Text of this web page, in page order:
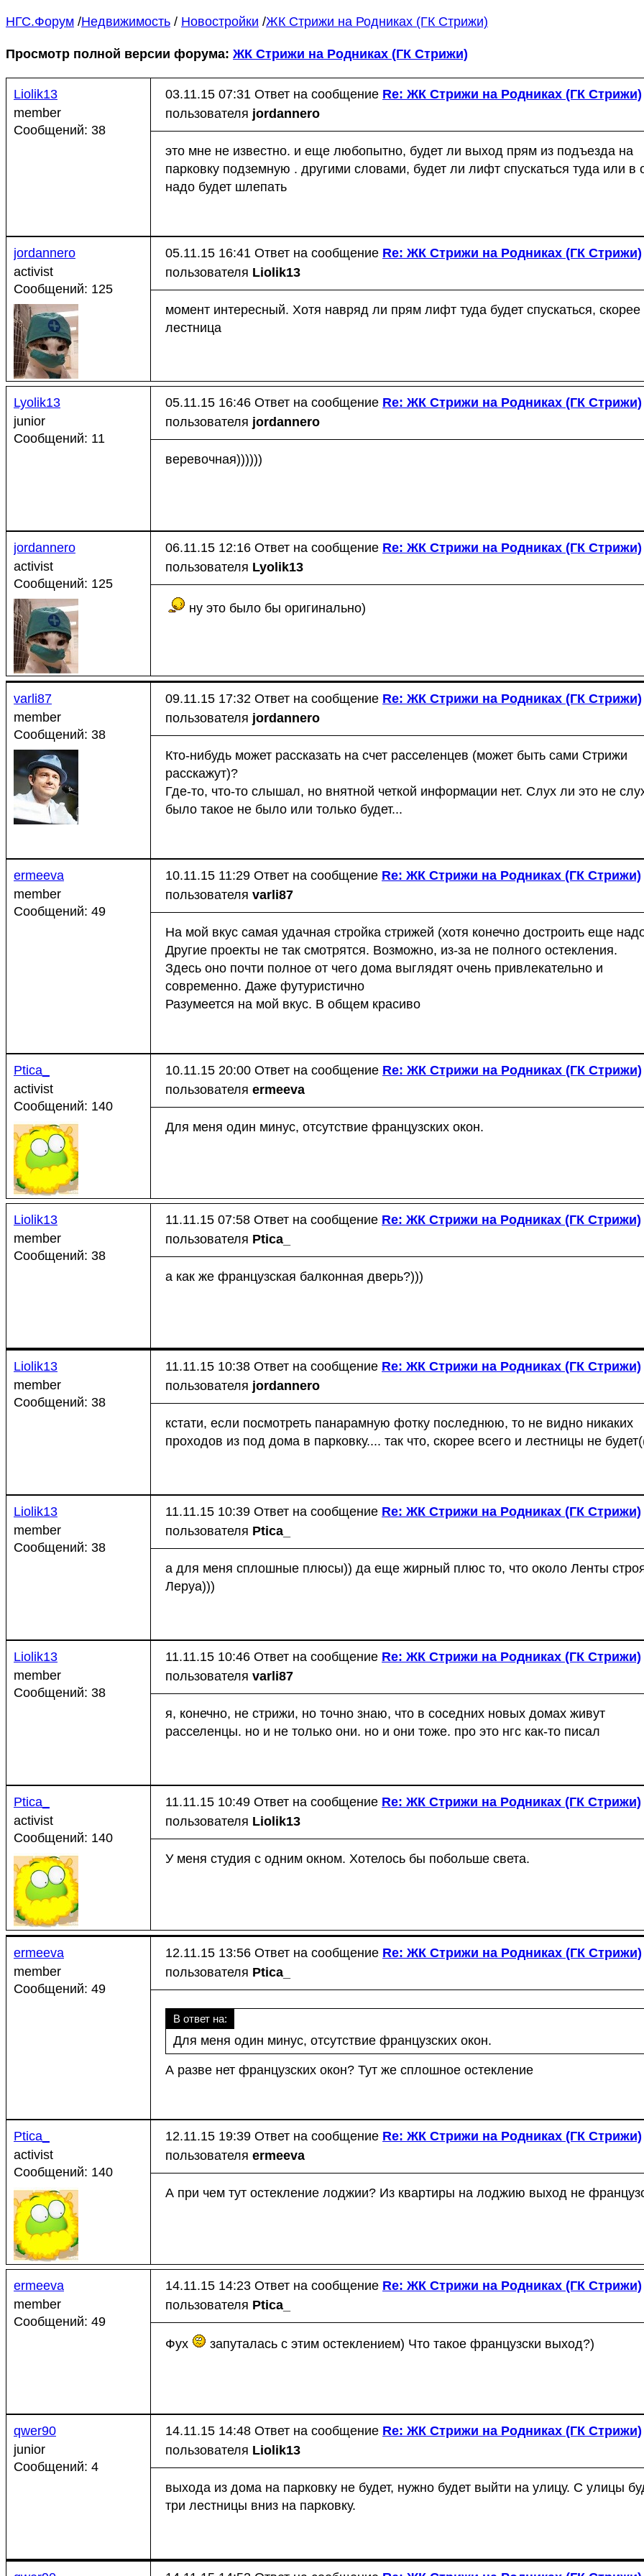
НГС.Форум /Недвижимость / Новостройки /ЖК Стрижи на Родниках (ГК Стрижи)
Просмотр полной версии форума: ЖК Стрижи на Родниках (ГК Стрижи)
Liolik13
member
Сообщений: 38
03.11.15 07:31 Ответ на сообщение Re: ЖК Стрижи на Родниках (ГК Стрижи)
пользователя jordannero
это мне не известно. и еще любопытно, будет ли выход прям из подъезда на
парковку подземную . другими словами, будет ли лифт спускаться туда или в
надо будет шлепать
jordannero
activist
Сообщений: 125
05.11.15 16:41 Ответ на сообщение Re: ЖК Стрижи на Родниках (ГК Стрижи)
пользователя Liolik13
момент интересный. Хотя навряд ли прям лифт туда будет спускаться, скорее
лестница
Lyolik13
junior
Сообщений: 11
05.11.15 16:46 Ответ на сообщение Re: ЖК Стрижи на Родниках (ГК Стрижи)
пользователя jordannero
веревочная))))))
jordannero
activist
Сообщений: 125
06.11.15 12:16 Ответ на сообщение Re: ЖК Стрижи на Родниках (ГК Стрижи)
пользователя Lyolik13
ну это было бы оригинально)
varli87
member
Сообщений: 38
09.11.15 17:32 Ответ на сообщение Re: ЖК Стрижи на Родниках (ГК Стрижи)
пользователя jordannero
Кто-нибудь может рассказать на счет расселенцев (может быть сами Стрижи
расскажут)?
Где-то, что-то слышал, но внятной четкой информации нет. Слух ли это не
было такое не было или только будет...
ermeeva
member
Сообщений: 49
10.11.15 11:29 Ответ на сообщение Re: ЖК Стрижи на Родниках (ГК Стрижи)
пользователя varli87
На мой вкус самая удачная стройка стрижей (хотя конечно достроить еще
Другие проекты не так смотрятся. Возможно, из-за не полного остекления.
Здесь оно почти полное от чего дома выглядят очень привлекательно и
современно. Даже футуристично
Разумеется на мой вкус. В общем красиво
Ptica_
activist
Сообщений: 140
10.11.15 20:00 Ответ на сообщение Re: ЖК Стрижи на Родниках (ГК Стрижи)
пользователя ermeeva
Для меня один минус, отсутствие французских окон.
Liolik13
member
Сообщений: 38
11.11.15 07:58 Ответ на сообщение Re: ЖК Стрижи на Родниках (ГК Стрижи)
пользователя Ptica_
а как же французская балконная дверь?)))
Liolik13
member
Сообщений: 38
11.11.15 10:38 Ответ на сообщение Re: ЖК Стрижи на Родниках (ГК Стрижи)
пользователя jordannero
кстати, если посмотреть панарамную фотку последнюю, то не видно никаких
проходов из под дома в парковку.... так что, скорее всего и лестницы не
Liolik13
member
Сообщений: 38
11.11.15 10:39 Ответ на сообщение Re: ЖК Стрижи на Родниках (ГК Стрижи)
пользователя Ptica_
а для меня сплошные плюсы)) да еще жирный плюс то, что около Ленты
Леруа)))
Liolik13
member
Сообщений: 38
11.11.15 10:46 Ответ на сообщение Re: ЖК Стрижи на Родниках (ГК Стрижи)
пользователя varli87
я, конечно, не стрижи, но точно знаю, что в соседних новых домах живут
расселенцы. но и не только они. но и они тоже. про это нгс как-то писал
Ptica_
activist
Сообщений: 140
11.11.15 10:49 Ответ на сообщение Re: ЖК Стрижи на Родниках (ГК Стрижи)
пользователя Liolik13
У меня студия с одним окном. Хотелось бы побольше света.
ermeeva
member
Сообщений: 49
12.11.15 13:56 Ответ на сообщение Re: ЖК Стрижи на Родниках (ГК Стрижи)
пользователя Ptica_
В ответ на:
Для меня один минус, отсутствие французских окон.
А разве нет французских окон? Тут же сплошное остекление
Ptica_
activist
Сообщений: 140
12.11.15 19:39 Ответ на сообщение Re: ЖК Стрижи на Родниках (ГК Стрижи)
пользователя ermeeva
А при чем тут остекление лоджии? Из квартиры на лоджию выход не
ermeeva
member
Сообщений: 49
14.11.15 14:23 Ответ на сообщение Re: ЖК Стрижи на Родниках (ГК Стрижи)
пользователя Ptica_
Фух запуталась с этим остеклением) Что такое французски выход?)
qwer90
junior
Сообщений: 4
14.11.15 14:48 Ответ на сообщение Re: ЖК Стрижи на Родниках (ГК Стрижи)
пользователя Liolik13
выхода из дома на парковку не будет, нужно будет выйти на улицу. С улицы
три лестницы вниз на парковку.